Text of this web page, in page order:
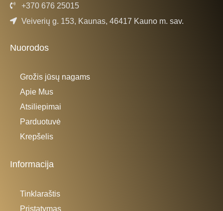
+370 676 25015
Veiverių g. 153, Kaunas, 46417 Kauno m. sav.
Nuorodos
Grožis jūsų nagams
Apie Mus
Atsiliepimai
Parduotuvė
Krepšelis
Informacija
Tinklaraštis
Pristatymas